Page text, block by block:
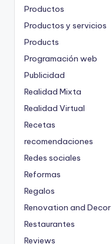
Productos
Productos y servicios
Products
Programación web
Publicidad
Realidad Mixta
Realidad Virtual
Recetas
recomendaciones
Redes sociales
Reformas
Regalos
Renovation and Decor
Restaurantes
Reviews